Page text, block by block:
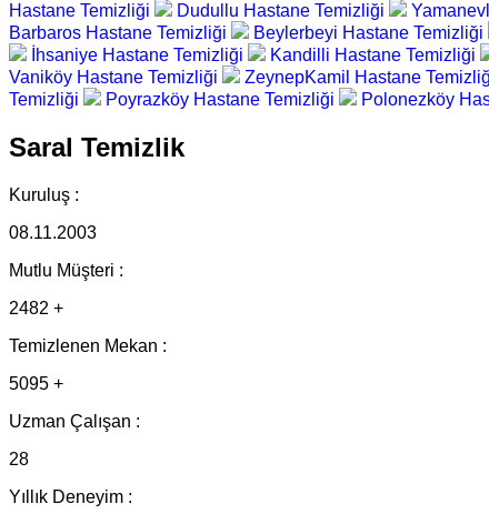
Hastane Temizliği
Dudullu Hastane Temizliği
Barbaros Hastane Temizliği
Beylerbeyi Hastane Temizliği
İhsaniye Hastane Temizliği
Kandilli Hastane Temizliği
Vaniköy Hastane Temizliği
ZeynepKamil Hastane
Temizliği
Poyrazköy Hastane Temizliği Polonezköy
Saral Temizlik
Kuruluş :
08.11.2003
Mutlu Müşteri :
2482 +
Temizlenen Mekan :
5095 +
Uzman Çalışan :
28
Yıllık Deneyim :